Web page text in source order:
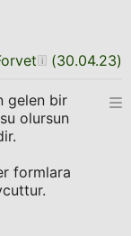
(30.04.23)
gelen bir
olursun
formlara